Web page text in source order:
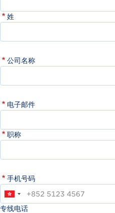
姓
公司名称
电子邮件
职称
手机号码
专线电话